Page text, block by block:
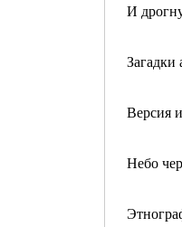
И
Загадки
Версия
Небо